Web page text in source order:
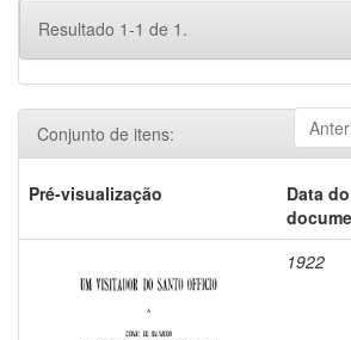
Resultado 1-1 de 1.
Conjunto de itens:
Pré-visualização
Data do
1922